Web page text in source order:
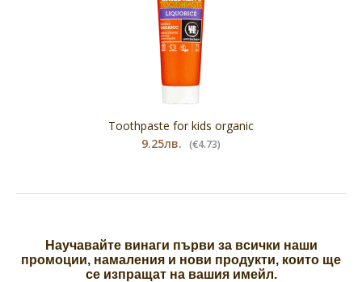
Toothpaste for kids organic
9.25лв. (€4.73)
Научавайте винаги първи за всички наши
промоции, намаления и нови продукти, които ще
се изпращат на вашия имейл.